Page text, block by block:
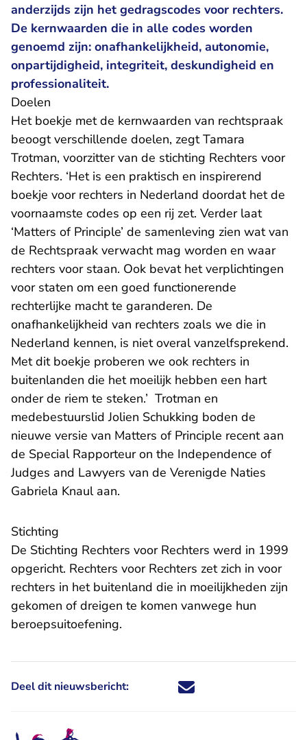
anderzijds zijn het gedragscodes voor rechters.
De kernwaarden die in alle codes worden
genoemd zijn: onafhankelijkheid, autonomie,
onpartijdigheid, integriteit, deskundigheid en
professionaliteit.
Doelen
Het boekje met de kernwaarden van rechtspraak
beoogt verschillende doelen, zegt Tamara
Trotman, voorzitter van de stichting Rechters voor
Rechters. ‘Het is een praktisch en inspirerend
boekje voor rechters in Nederland doordat het de
voornaamste codes op een rij zet. Verder laat
‘Matters of Principle’ de samenleving zien wat van
de Rechtspraak verwacht mag worden en waar
rechters voor staan. Ook bevat het verplichtingen
voor staten om een goed functionerende
rechterlijke macht te garanderen. De
onafhankelijkheid van rechters zoals we die in
Nederland kennen, is niet overal vanzelfsprekend.
Met dit boekje proberen we ook rechters in
buitenlanden die het moeilijk hebben een hart
onder de riem te steken.’ Trotman en
medebestuurslid Jolien Schukking boden de
nieuwe versie van Matters of Principle recent aan
de Special Rapporteur on the Independence of
Judges and Lawyers van de Verenigde Naties
Gabriela Knaul aan.
Stichting
De Stichting Rechters voor Rechters werd in 1999
opgericht. Rechters voor Rechters zet zich in voor
rechters in het buitenland die in moeilijkheden zijn
gekomen of dreigen te komen vanwege hun
beroepsuitoefening.
Deel dit nieuwsbericht: Deel dit nieuwsbericht via X -
Deel dit nieuwsbericht via
Deel dit nieuwsbericht
Deel dit